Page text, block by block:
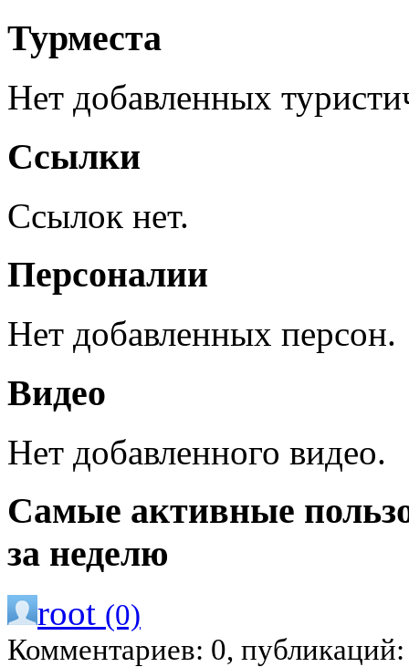
Турместа
Нет добавленных
Ссылки
Ссылок нет.
Персоналии
Нет добавленных персон.
Видео
Нет добавленного видео.
Самые активные
за неделю
root (0)
Комментариев: 0,